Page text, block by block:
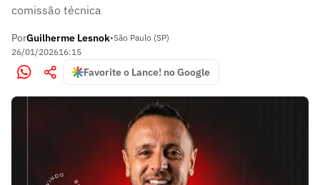
comissão técnica
PorGuilherme Lesnok•São Paulo (SP)
26/01/202616:15
Favorite o Lance! no Google